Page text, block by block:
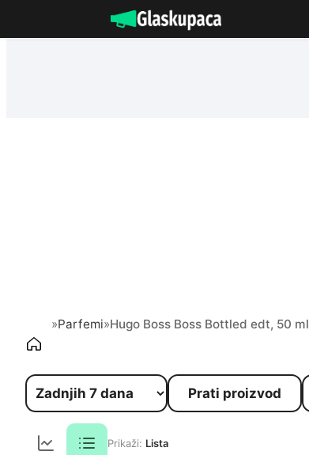
na
»Parfemi»Hugo Boss Boss Bottled edt, 50 ml
Prati proizvod
Prikaži: Lista